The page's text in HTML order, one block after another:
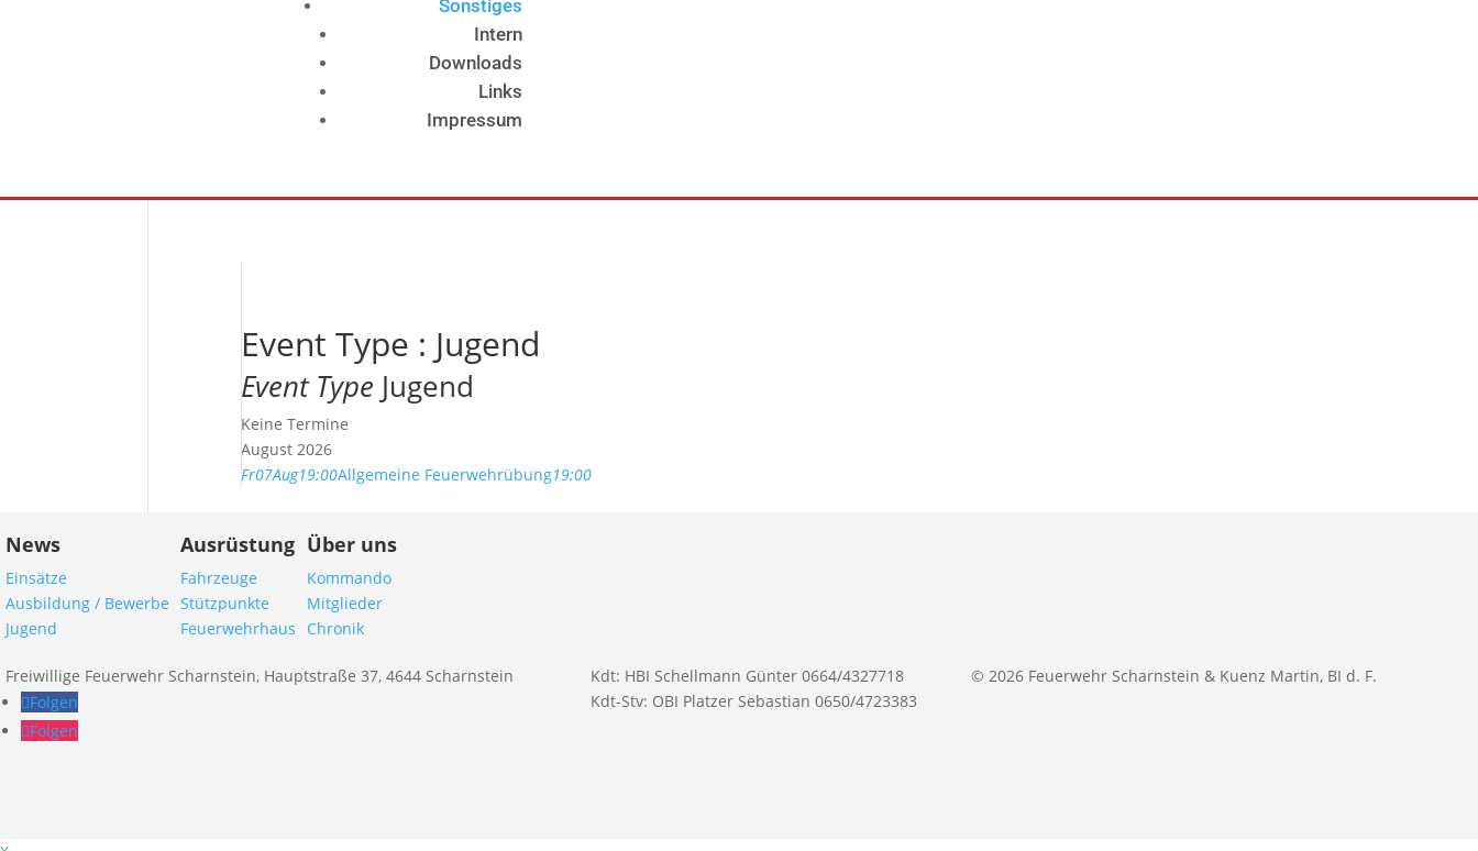
Sonstiges
Intern
Downloads
Links
Impressum
Event Type : Jugend
Event Type Jugend
Keine Termine
August 2026
Fr07Aug19:00Allgemeine Feuerwehrübung19:00
News
Einsätze
Ausbildung / Bewerbe
Jugend
Ausrüstung
Fahrzeuge
Stützpunkte
Feuerwehrhaus
Über uns
Kommando
Mitglieder
Chronik
Freiwillige Feuerwehr Scharnstein, Hauptstraße 37, 4644 Scharnstein
Folgen
Folgen
Kdt: HBI Schellmann Günter 0664/4327718
Kdt-Stv: OBI Platzer Sebastian 0650/4723383
© 2026 Feuerwehr Scharnstein & Kuenz Martin, BI d. F.